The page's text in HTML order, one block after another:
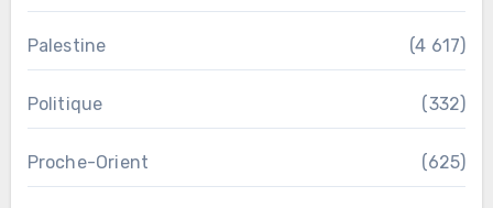
Palestine (4 617)
Politique (332)
Proche-Orient (625)